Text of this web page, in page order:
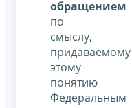
обращением
по
смыслу,
придаваемому
этому
понятию
Федеральным